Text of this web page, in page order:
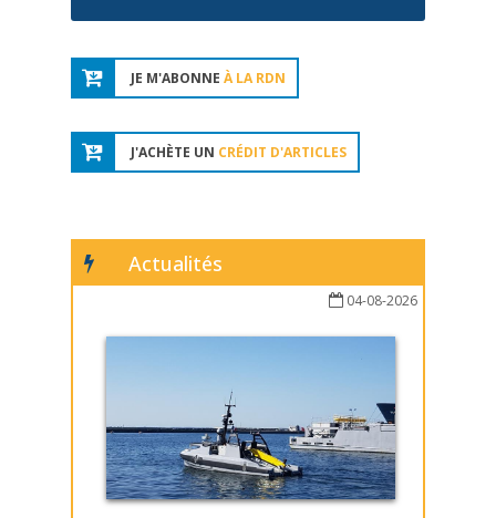
JE M'ABONNE À LA RDN
J'ACHÈTE UN CRÉDIT D'ARTICLES
Actualités
04-08-2026